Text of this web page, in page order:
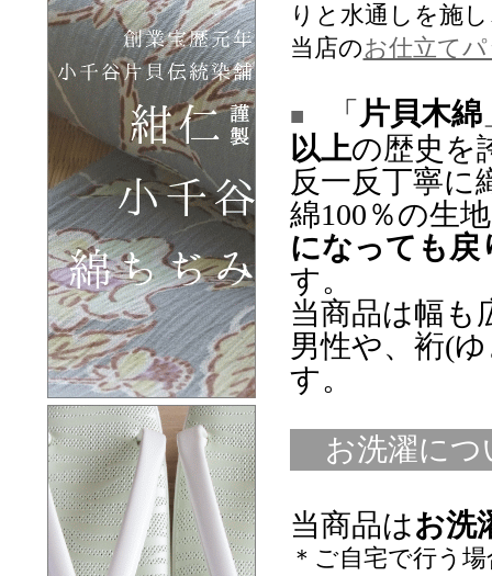
りと水通しを施
当店のお仕立て
■ 「 片貝木綿
以上の歴史を
反一反丁寧に
綿100％の生
になっても戻
す。
当商品は幅も
男性や、裄(
す。
お洗濯につ
当商品はお洗
＊ご自宅で行う